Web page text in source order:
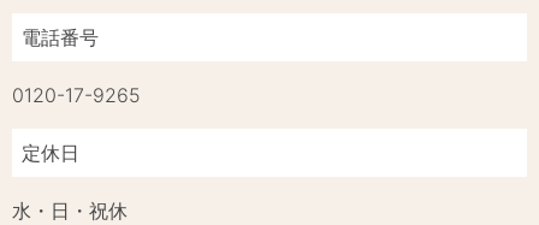
電話番号
0120-17-9265
定休日
水・日・祝休